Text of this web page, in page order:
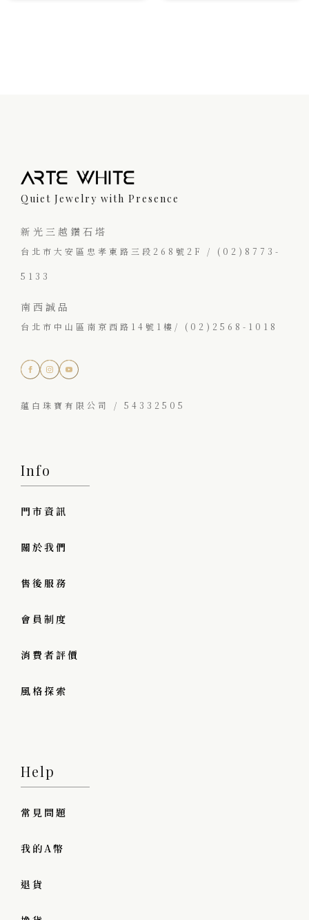
Quiet Jewelry with Presence
新光三越鑽石塔
台北市大安區忠孝東路三段268號2F / (02)8773-
5133
南西誠品
台北市中山區南京西路14號1樓/ (02)2568-1018
蘊白珠寶有限公司 / 54332505
Info
門市資訊
關於我們
售後服務
會員制度
消費者評價
風格探索
Help
常見問題
我的A幣
退貨